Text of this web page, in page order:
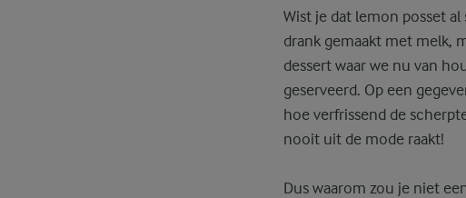
Wist je dat lemon posset
drank gemaakt met melk,
dessert waar we nu van
geserveerd. Op een
hoe verfrissend de
nooit uit de mode raakt!
Dus waarom zou je niet